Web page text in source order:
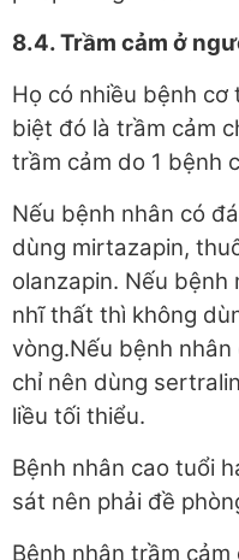
8.4. Trầm cảm ở
Họ có nhiều bệnh
biệt đó là trầm cảm
trầm cảm do 1 bệnh
Nếu bệnh nhân có
dùng mirtazapin,
olanzapin. Nếu bệnh
nhĩ thất thì không
vòng.Nếu bệnh
chỉ nên dùng
liều tối thiểu.
Bệnh nhân cao tuổi
sát nên phải đề
Bệnh nhân trầm